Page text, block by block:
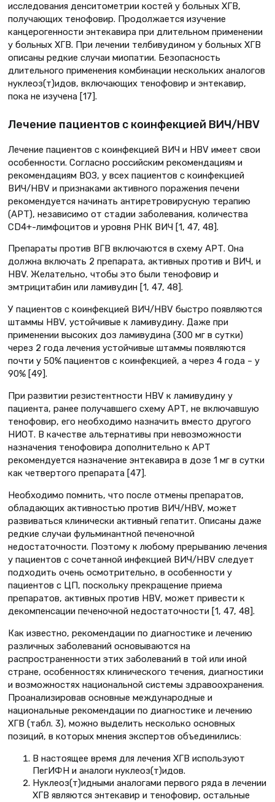
исследования денситометрии костей у больных ХГВ,
получающих тенофовир. Продолжается изучение
канцерогенности энтекавира при длительном применении
у больных ХГВ. При лечении телбивудином у больных ХГВ
описаны редкие случаи миопатии. Безопасность
длительного применения комбинации нескольких аналогов
нуклеоз(т)идов, включающих тенофовир и энтекавир,
пока не изучена [17].
Лечение пациентов с коинфекцией ВИЧ/HBV
Лечение пациентов с коинфекцией ВИЧ и HBV имеет свои
особенности. Согласно российским рекомендациям и
рекомендациям ВОЗ, у всех пациентов с коинфекцией
ВИЧ/HBV и признаками активного поражения печени
рекомендуется начинать антиретровирусную терапию
(АРТ), независимо от стадии заболевания, количества
CD4+-лимфоцитов и уровня РНК ВИЧ [1, 47, 48].
Препараты против ВГВ включаются в схему АРТ. Она
должна включать 2 препарата, активных против и ВИЧ, и
HBV. Желательно, чтобы это были тенофовир и
эмтрицитабин или ламивудин [1, 47, 48].
У пациентов с коинфекцией ВИЧ/HBV быстро появляются
штаммы HBV, устойчивые к ламивудину. Даже при
применении высоких доз ламивудина (300 мг в сутки)
через 2 года лечения устойчивые штаммы появляются
почти у 50% пациентов с коинфекцией, а через 4 года – у
90% [49].
При развитии резистентности HBV к ламивудину у
пациента, ранее получавшего схему АРТ, не включавшую
тенофовир, его необходимо назначить вместо другого
НИОТ. В качестве альтернативы при невозможности
назначения тенофовира дополнительно к АРТ
рекомендуется назначение энтекавира в дозе 1 мг в сутки
как четвертого препарата [47].
Необходимо помнить, что после отмены препаратов,
обладающих активностью против ВИЧ/HBV, может
развиваться клинически активный гепатит. Описаны даже
редкие случаи фульминантной печеночной
недостаточности. Поэтому к любому прерыванию лечения
у пациентов с сочетанной инфекцией ВИЧ/HBV следует
подходить очень осмотрительно, в особенности у
пациентов с ЦП, поскольку прекращение приема
препаратов, активных против HBV, может привести к
декомпенсации печеночной недостаточности [1, 47, 48].
Как известно, рекомендации по диагностике и лечению
различных заболеваний основываются на
распространенности этих заболеваний в той или иной
стране, особенностях клинического течения, диагностики
и возможностях национальной системы здравоохранения.
Проанализировав основные международные и
национальные рекомендации по диагностике и лечению
ХГВ (табл. 3), можно выделить несколько основных
позиций, в которых мнения экспертов объединились:
В настоящее время для лечения ХГВ используют
ПегИФН и аналоги нуклеоз(т)идов.
Нуклеоз(т)идными аналогами первого ряда в лечении
ХГВ являются энтекавир и тенофовир, остальные